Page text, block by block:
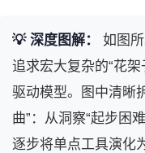
💡 深度图解：
如图
追求宏大复杂的“花架
驱动模型。图中清晰
曲”：从洞察“起步困
逐步将单点工具演化